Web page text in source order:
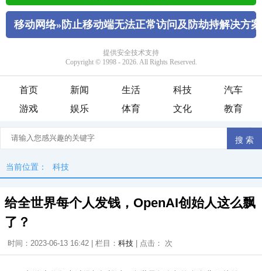
首页 新闻 生活 科技
汽车
游戏
娱乐 体育 文化 教育
当前位置： 科技
给全世界每个人发钱，OpenAI创始人这么飘
了？
时间：2023-06-13 16:42 | 栏目： 科技 | 点击： 次